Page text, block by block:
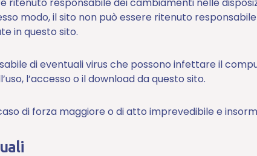
modo, il sito non può essere ritenuto responsabile
in questo sito.
di eventuali virus che possono infettare il
l’accesso o il download da questo sito.
di forza maggiore o di atto imprevedibile e